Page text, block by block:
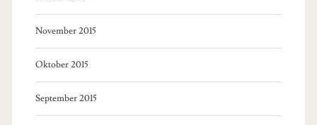
November 2015
Oktober 2015
September 2015